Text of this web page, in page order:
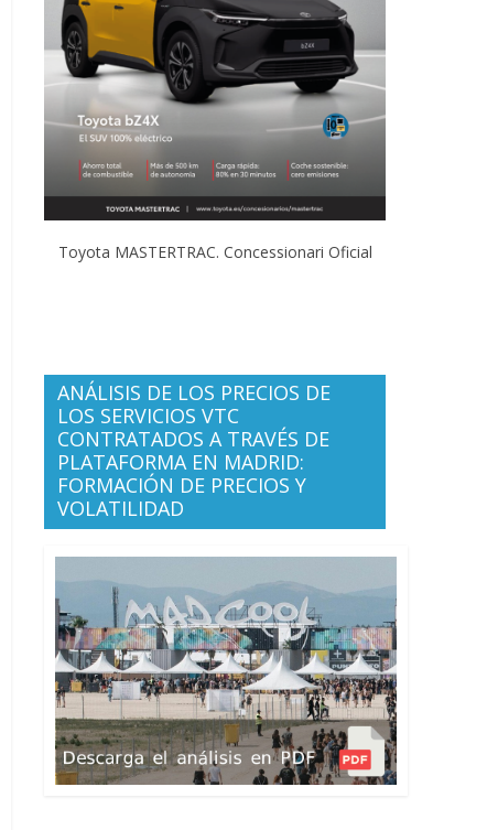
Toyota MASTERTRAC. Concessionari Oficial
ANÁLISIS DE LOS PRECIOS DE
LOS SERVICIOS VTC
CONTRATADOS A TRAVÉS DE
PLATAFORMA EN MADRID:
FORMACIÓN DE PRECIOS Y
VOLATILIDAD